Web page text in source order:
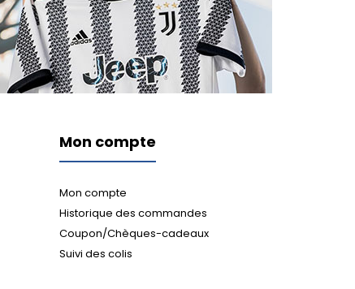
Mon compte
Mon compte
Historique des commandes
Coupon/Chèques-cadeaux
Suivi des colis